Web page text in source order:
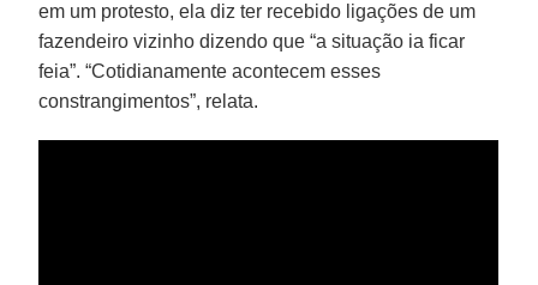
em um protesto, ela diz ter recebido ligações de um
fazendeiro vizinho dizendo que “a situação ia ficar
feia”. “Cotidianamente acontecem esses
constrangimentos”, relata.